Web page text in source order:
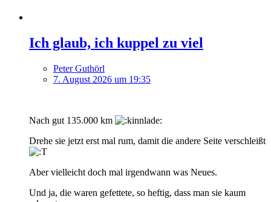
Ich glaub, ich kuppel zu viel
Peter Guthörl
7. August 2026 um 19:35
Nach gut 135.000 km
Drehe sie jetzt erst mal rum, damit die andere Seite verschleißt
Aber vielleicht doch mal irgendwann was Neues.
Und ja, die waren gefettete, so heftig, dass man sie kaum